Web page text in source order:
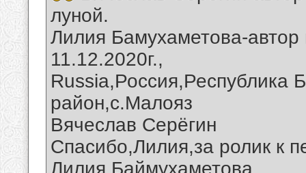
луной.
Лилия Бамухаметова-
11.12.2020г.,
Russia,Россия,Республика
район,с.Малояз
Вячеслав Серёгин
Спасибо,Лилия,за ролик к